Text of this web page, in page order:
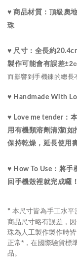
♥ 商品材質： 頂級奧
珠
♥ 尺寸： 全長約
製作可能會有誤差
而影響到手機鍊的總長
♥ Handmade With
♥ Love me tender：
用有機類溶劑清潔(
保持乾燥，延長使用
♥ How To Use：將手
回手機殼裡就完成囉！
* 本尺寸皆為手工水
商品尺寸略有誤差，
珠為人工製作製作時
正常* ， 在國際驗貨標
品。